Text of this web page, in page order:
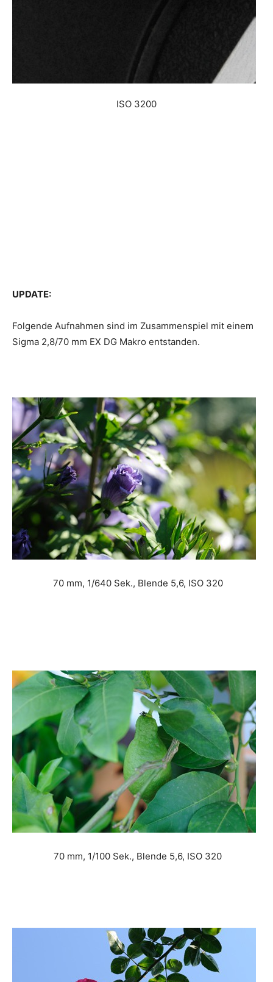
ISO 3200
UPDATE:
Folgende Aufnahmen sind im Zusammenspiel mit einem
Sigma 2,8/70 mm EX DG Makro entstanden.
70 mm, 1/640 Sek., Blende 5,6, ISO 320
70 mm, 1/100 Sek., Blende 5,6, ISO 320